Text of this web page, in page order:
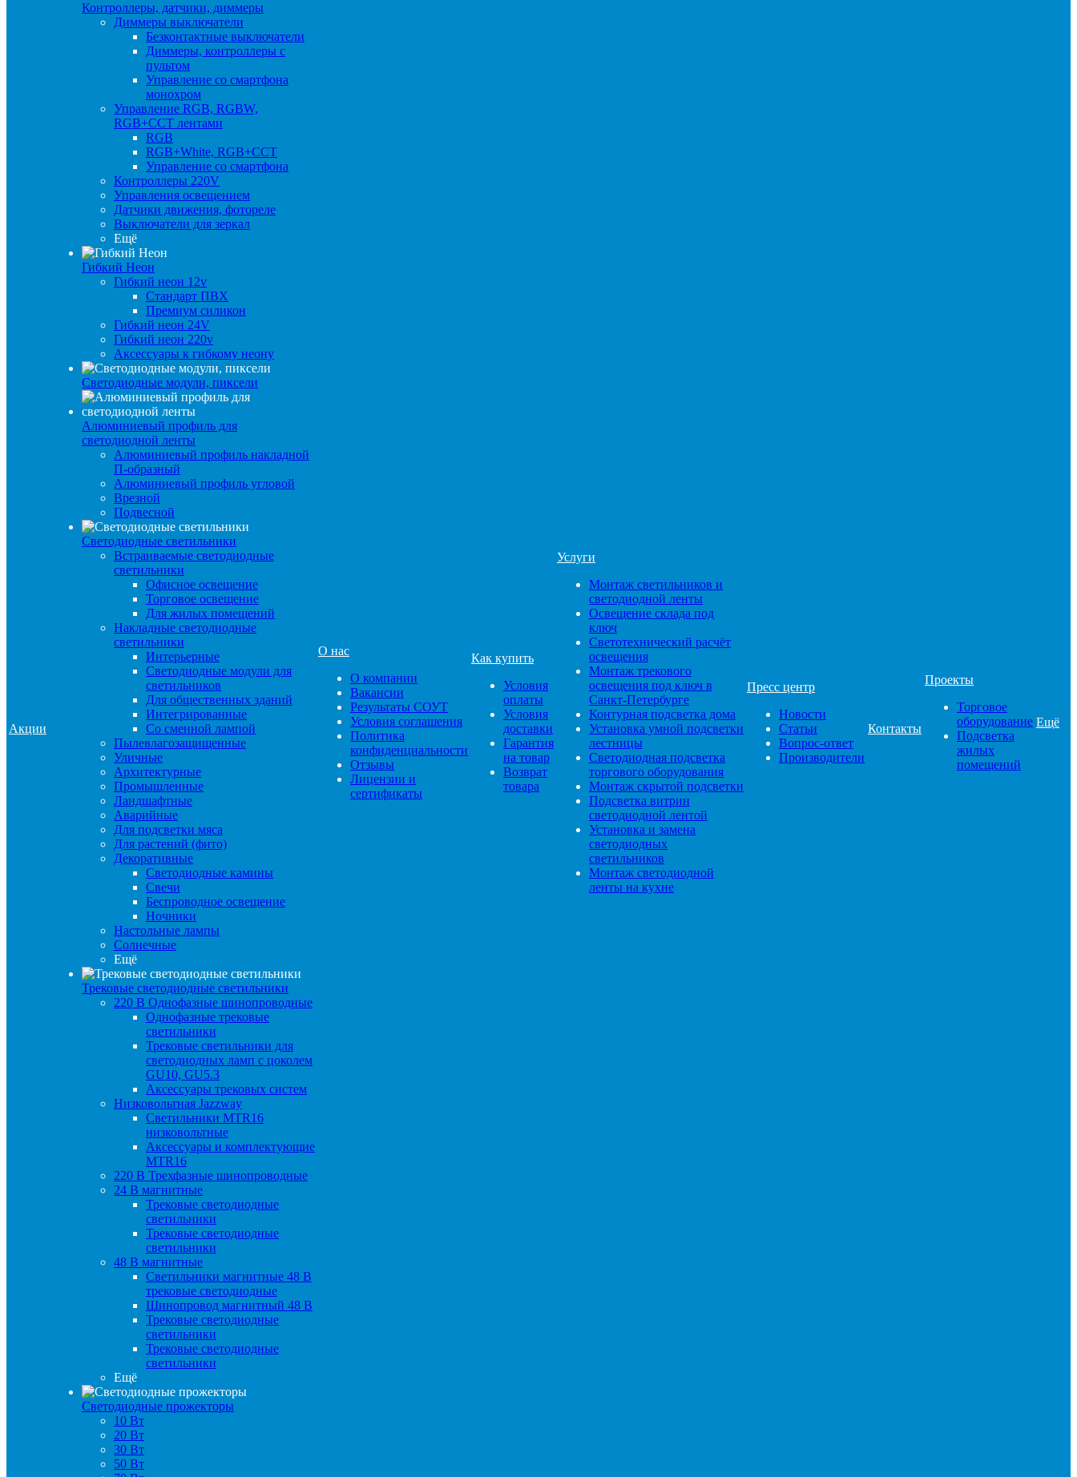
Акции
Контроллеры, датчики, диммеры
Диммеры выключатели
Безконтактные выключатели
Диммеры, контроллеры с
пультом
Управление со смартфона
монохром
Управление RGB, RGBW,
RGB+CCT лентами
RGB
RGB+White, RGB+CCT
Управление со смартфона
Контроллеры 220V
Управления освещением
Датчики движения, фотореле
Выключатели для зеркал
Ещё
Гибкий Неон
Гибкий неон 12v
Стандарт ПВХ
Премиум силикон
Гибкий неон 24V
Гибкий неон 220v
Аксессуары к гибкому неону
Светодиодные модули, пиксели
Алюминиевый профиль для
светодиодной ленты
Алюминиевый профиль накладной
П-образный
Алюминиевый профиль угловой
Врезной
Подвесной
Светодиодные светильники
Встраиваемые светодиодные
светильники
Офисное освещение
Торговое освещение
Для жилых помещений
Накладные светодиодные
светильники
Интерьерные
Светодиодные модули для
светильников
Для общественных зданий
Интегрированные
Со сменной лампой
Пылевлагозащищенные
Уличные
Архитектурные
Промышленные
Ландшафтные
Аварийные
Для подсветки мяса
Для растений (фито)
Декоративные
Светодиодные камины
Свечи
Беспроводное освещение
Ночники
Настольные лампы
Солнечные
Ещё
Трековые светодиодные светильники
220 B Однофазные шинопроводные
Однофазные трековые
светильники
Трековые светильники для
светодиодных ламп с цоколем
GU10, GU5.3
Аксессуары трековых систем
Низковольтная Jazzway
Светильники MTR16
низковольтные
Аксессуары и комплектующие
MTR16
220 B Трехфазные шинопроводные
24 B магнитные
Трековые светодиодные
светильники
Трековые светодиодные
светильники
48 B магнитные
Светильники магнитные 48 В
трековые светодиодные
Шинопровод магнитный 48 В
Трековые светодиодные
светильники
Трековые светодиодные
светильники
Ещё
Светодиодные прожекторы
10 Вт
20 Вт
30 Вт
50 Вт
О нас
О компании
Вакансии
Результаты СОУТ
Условия соглашения
Политика
конфиденциальности
Отзывы
Лицензии и
сертификаты
Как купить
Условия
оплаты
Условия
доставки
Гарантия
на товар
Возврат
товара
Услуги
Монтаж светильников и
светодиодной ленты
Освещение склада под
ключ
Светотехнический расчёт
освещения
Монтаж трекового
освещения под ключ в
Санкт-Петербурге
Контурная подсветка дома
Установка умной подсветки
лестницы
Светодиодная подсветка
торгового оборудования
Монтаж скрытой подсветки
Подсветка витрин
светодиодной лентой
Установка и замена
светодиодных
светильников
Монтаж светодиодной
ленты на кухне
Пресс центр
Новости
Статьи
Вопрос-ответ
Производители
Контакты
Проекты
Торговое
оборудование
Подсветка
жилых
помещений
Ещё